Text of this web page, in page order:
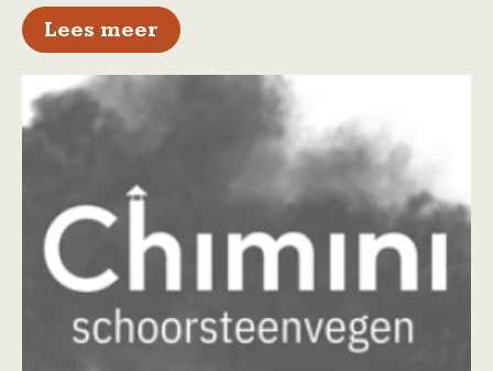
Lees meer over Wonen met minder